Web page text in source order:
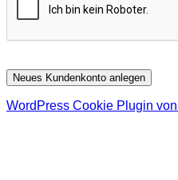
Neues Kundenkonto anlegen
WordPress Cookie Plugin